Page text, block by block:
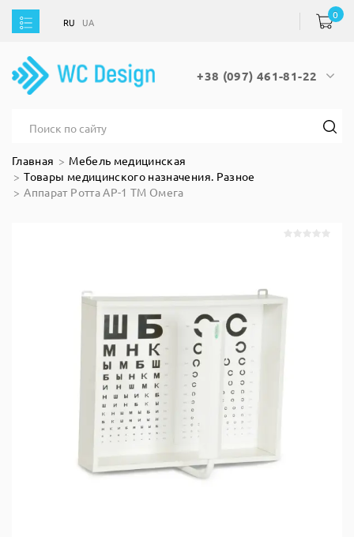
UA
+38 (097) 461-81-22
RU UA
0
Главная
Мебель медицинская
Товары медицинского назначения. Разное
Аппарат Ротта АР-1 ТМ Омега